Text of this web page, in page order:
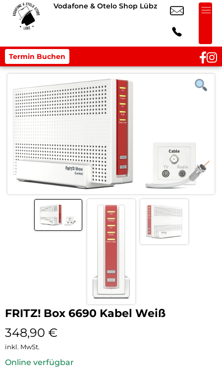
Vodafone & Otelo Shop Lübz
Termin Buchen
FRITZ! Box 6690 Kabel Weiß
348,90 €
inkl. MwSt.
Online verfügbar